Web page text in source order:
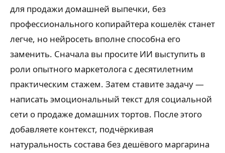
для продажи домашней выпечки, без
профессионального копирайтера кошелёк станет
легче, но нейросеть вполне способна его
заменить. Сначала вы просите ИИ выступить в
роли опытного маркетолога с десятилетним
практическим стажем. Затем ставите задачу —
написать эмоциональный текст для социальной
сети о продаже домашних тортов. После этого
добавляете контекст, подчёркивая
натуральность состава без дешёвого маргарина